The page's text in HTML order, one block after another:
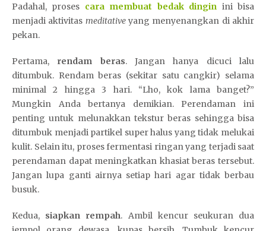
Padahal, proses cara membuat bedak dingin ini bisa
menjadi aktivitas meditativeyang menyenangkan di akhir
pekan.
Pertama, rendam beras. Jangan hanya dicuci lalu
ditumbuk. Rendam beras (sekitar satu cangkir) selama
minimal 2 hingga 3 hari. “Lho, kok lama banget?”
Mungkin Anda bertanya demikian. Perendaman ini
penting untuk melunakkan tekstur beras sehingga bisa
ditumbuk menjadi partikel super halus yang tidak melukai
kulit. Selain itu, proses fermentasi ringan yang terjadi saat
perendaman dapat meningkatkan khasiat beras tersebut.
Jangan lupa ganti airnya setiap hari agar tidak berbau
busuk.
Kedua, siapkan rempah. Ambil kencur seukuran dua